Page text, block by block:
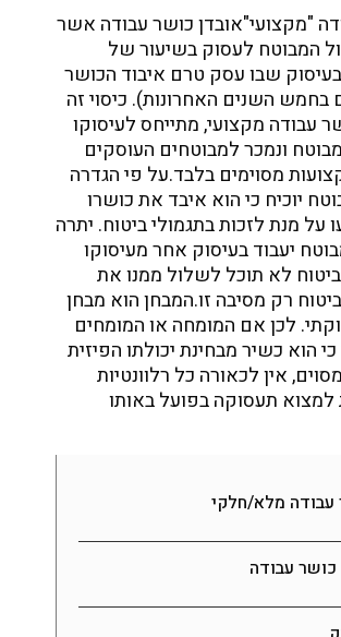
עבודה מלא/חלקי
כושר עבודה
"מקצועי"אובדן כושר עבודה אשר
המבוטח לעסוק בשיעור של
למעלה מ-75% בעיסוק שבו עסק טרם איבוד הכושר
בחמש השנים האחרונות). כיסוי זה
עבודה מקצועי, מתייחס לעיסוקו
ונמכר למבוטחים העוסקים
מסוימים בלבד.על פי הגדרה
יוכיח כי הוא איבד את כושרו
על מנת לזכות בתגמולי ביטוח. יתרה
יעבוד בעיסוק אחר מעיסוקו
לא תוכל לשלול ממנו את
רק מסיבה זו.המבחן הוא מבחן
לכן אם המומחה או המומחים
הוא כשיר מבחינת יכולתו הפיזית
אין לכאורה כל רלוונטיות
תעסוקה בפועל באותו